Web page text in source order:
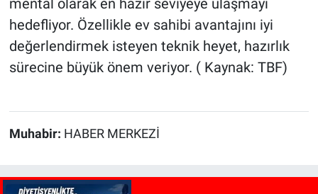
mental olarak en hazır seviyeye ulaşmayı
hedefliyor. Özellikle ev sahibi avantajını iyi
değerlendirmek isteyen teknik heyet, hazırlık
sürecine büyük önem veriyor. ( Kaynak: TBF)
Muhabir: HABER MERKEZİ